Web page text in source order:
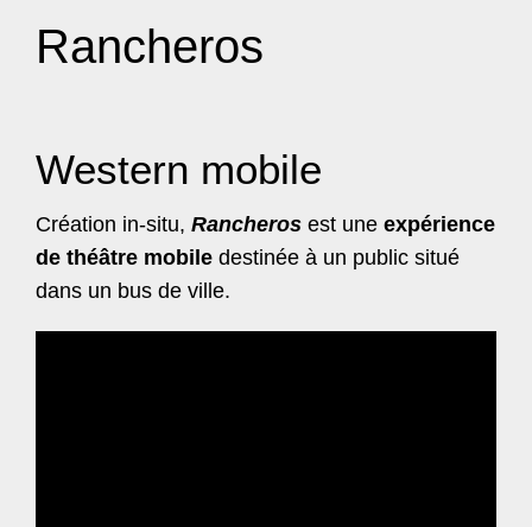
Rancheros
Western mobile
Création in-situ, Rancheros est une expérience
de théâtre mobile destinée à un public situé
dans un bus de ville.